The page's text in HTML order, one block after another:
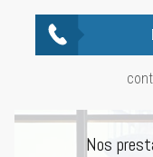
Nos